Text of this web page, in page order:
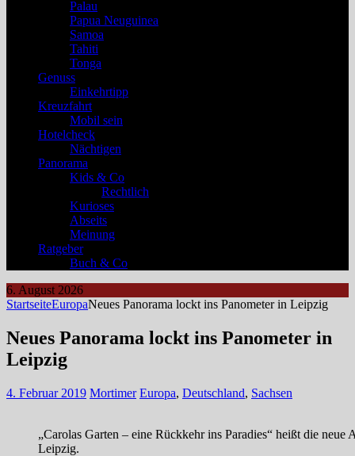
Palau
Papua Neuguinea
Samoa
Tahiti
Tonga
Genuss
Einkehrtipp
Kreuzfahrt
Mobil sein
Hotelcheck
Nächtigen
Panorama
Kids & Co
Rechtlich
Kurioses
Abseits
Meinung
Ratgeber
Buch & Co
6. August 2026
StartseiteEuropaNeues Panorama lockt ins Panometer in Leipzig
Neues Panorama lockt ins Panometer in
Leipzig
4. Februar 2019 Mortimer Europa, Deutschland, Sachsen
„Carolas Garten – eine Rückkehr ins Paradies“ heißt die neue
Leipzig.